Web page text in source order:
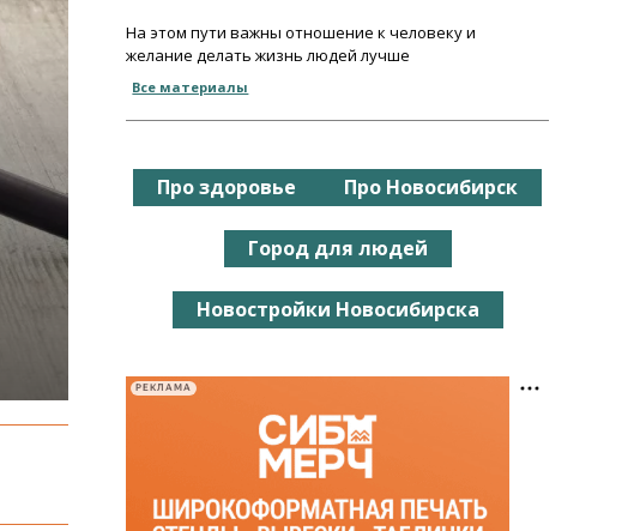
На этом пути важны отношение к человеку и
желание делать жизнь людей лучше
Все материалы
Про здоровье Про Новосибирск
Город для людей
Новостройки Новосибирска
РЕКЛАМА